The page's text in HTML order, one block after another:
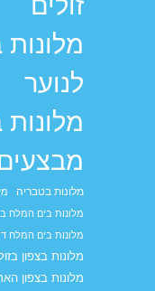
לנוער
מלונות בטבריה
מלונות בים המלח
מלונות בים המלח
מלונות בצפון
מלונות בצפון